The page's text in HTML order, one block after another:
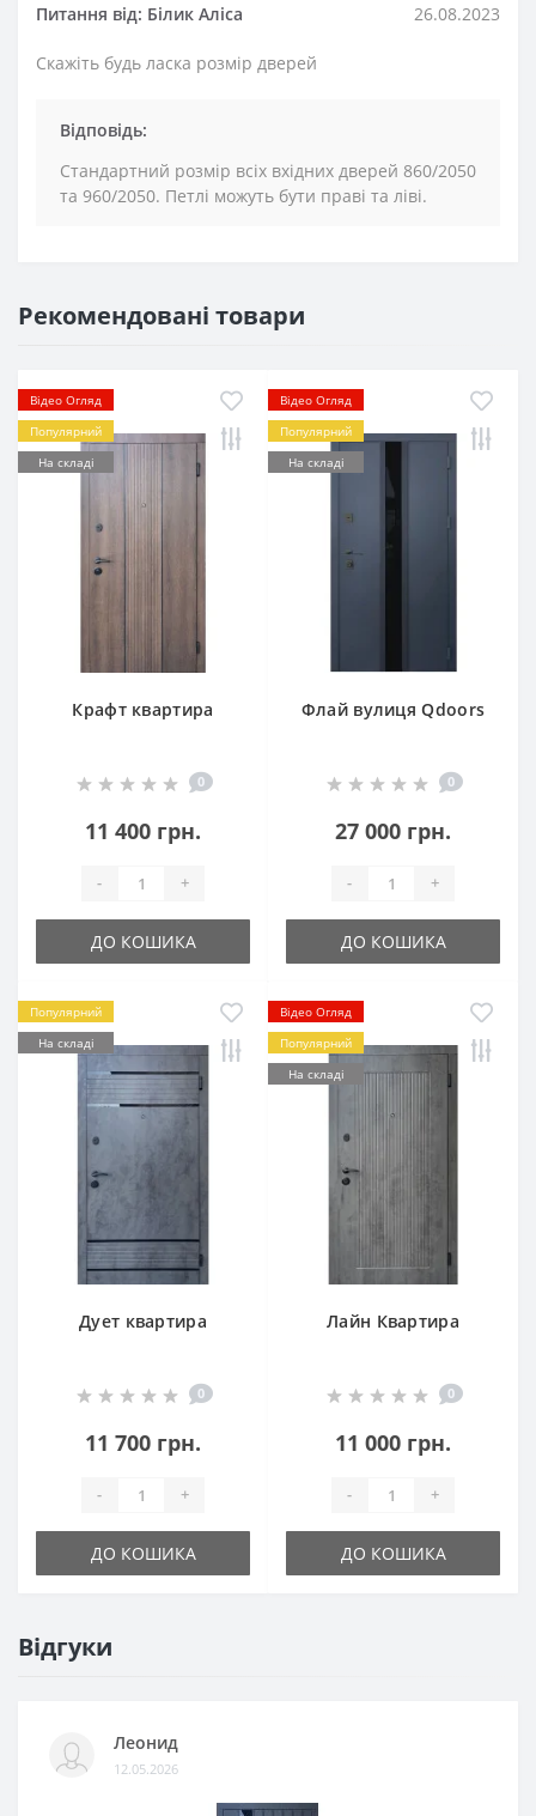
Питання від: Білик Аліса 26.08.2023
Скажіть будь ласка розмір дверей
Відповідь:
Стандартний розмір всіх вхідних дверей 860/2050
та 960/2050. Петлі можуть бути праві та ліві.
Рекомендовані товари
Відео Огляд
Популярний
На складі
Крафт квартира
0
11 400 грн.
- +
ДО КОШИКА
Відео Огляд
Популярний
На складі
Флай вулиця Qdoors
0
27 000 грн.
- +
ДО КОШИКА
Популярний
На складі
Дует квартира
0
11 700 грн.
- +
ДО КОШИКА
Відео Огляд
Популярний
На складі
Лайн Квартира
0
11 000 грн.
- +
ДО КОШИКА
Відгуки
Леонид
12.05.2026